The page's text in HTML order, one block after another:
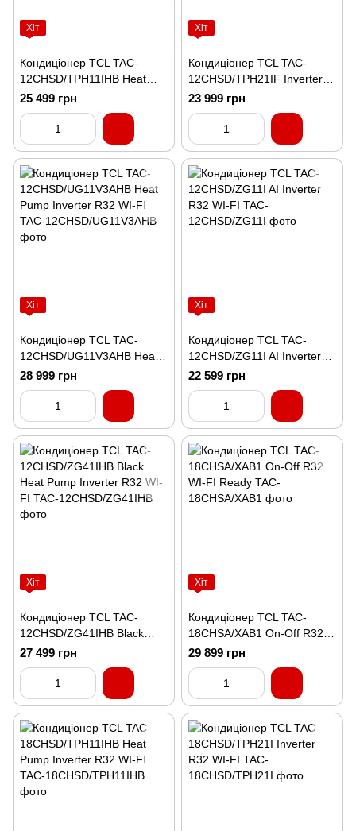
Хіт
Кондиціонер TCL TAC-
12CHSD/TPH11IHB Heat
Pump Inverter R32 WI-FI
25 499 грн
Хіт
Кондиціонер TCL TAC-
12CHSD/TPH21IF Inverter
R32 WI-FI
23 999 грн
Хіт
Кондиціонер TCL TAC-
12CHSD/UG11V3AHB Heat
Pump Inverter R32 WI-FI
28 999 грн
Хіт
Кондиціонер TCL TAC-
12CHSD/ZG11I AI Inverter
R32 WI-FI
22 599 грн
Хіт
Кондиціонер TCL TAC-
12CHSD/ZG41IHB Black
Heat Pump Inverter R32 WI-
FI
27 499 грн
Хіт
Кондиціонер TCL TAC-
18CHSA/XAB1 On-Off R32
WI-FI Ready
29 899 грн